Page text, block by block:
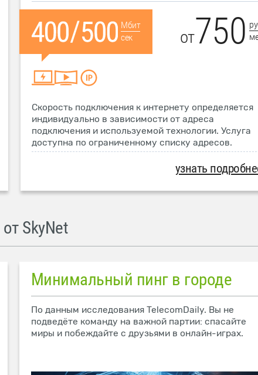
Мбит
сек
от750
Скорость подключения к интернету определяется
индивидуально в зависимости от адреса
подключения и используемой технологии. Услуга
доступна по ограниченному списку адресов.
узнать
SkyNet
Минимальный пинг в городе
По данным исследования TelecomDaily. Вы не
подведёте команду на важной партии: спасайте
миры и побеждайте с друзьями в онлайн-играх.